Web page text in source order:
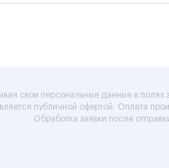
свои персональные данные в полях
публичной офертой. Оплата
Обработка заявки после